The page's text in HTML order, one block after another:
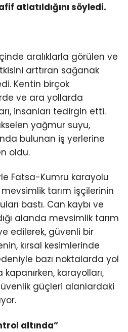
atlatıldığını söyledi.
aralıklarla görülen ve
arttıran sağanak
Kentin birçok
ve ara yollarda
insanları tedirgin etti.
yağmur suyu,
bulunan iş yerlerine
oldu.
Fatsa-Kumru karayolu
tarım işçilerinin
bastı. Can kaybı ve
alanda mevsimlik tarım
edilerek, güvenli bir
kırsal kesimlerinde
bazı noktalarda yol
karayolları,
güçleri alanlardaki
altında”